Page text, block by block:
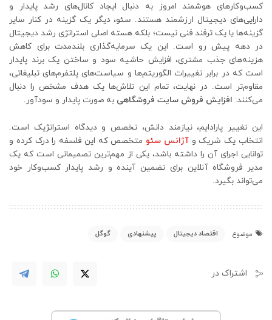
کسب‌وکارهای هوشمند امروز به دنبال ایجاد کانال‌های رشد پایدار و
دارایی‌های دیجیتال ارزشمند هستند. سئو، دیگر یک گزینه در کنار سایر
گزینه‌ها یا یک ترفند فنی نیست؛ بلکه هسته اصلی استراتژی رشد دیجیتال
در دهه پیش رو است. این یک سرمایه‌گذاری بلندمدت برای کاهش
هزینه‌های جذب مشتری، افزایش حاشیه سود و ساختن یک برند پایدار
است که در برابر تغییرات الگوریتم‌ها و سیاست‌های پلتفرم‌های تبلیغاتی،
مقاوم‌تر است. در نهایت، تمام این تلاش‌ها یک هدف مشخص را دنبال
می‌کنند: افزایش فروش سایت فروشگاهی به صورت پایدار و سودآور.
این تغییر پارادایم، نیازمند دانش، تخصص و دیدگاه استراتژیک است.
انتخاب یک شریک وآژانس سئو متخصص که این فلسفه را درک کرده و
توانایی اجرای آن را داشته باشد، یکی از مهم‌ترین تصمیماتی است که یک
مدیر فروشگاه آنلاین برای تضمین آینده و رشد پایدار کسب‌وکار خود
می‌تواند بگیرد.
موضوع اقتصاد دیجیتال پیشنهادی گوگل
اشتراک در